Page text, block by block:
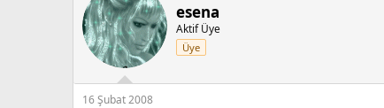
esena
Aktif Üye
Üye
16 Şubat 2008